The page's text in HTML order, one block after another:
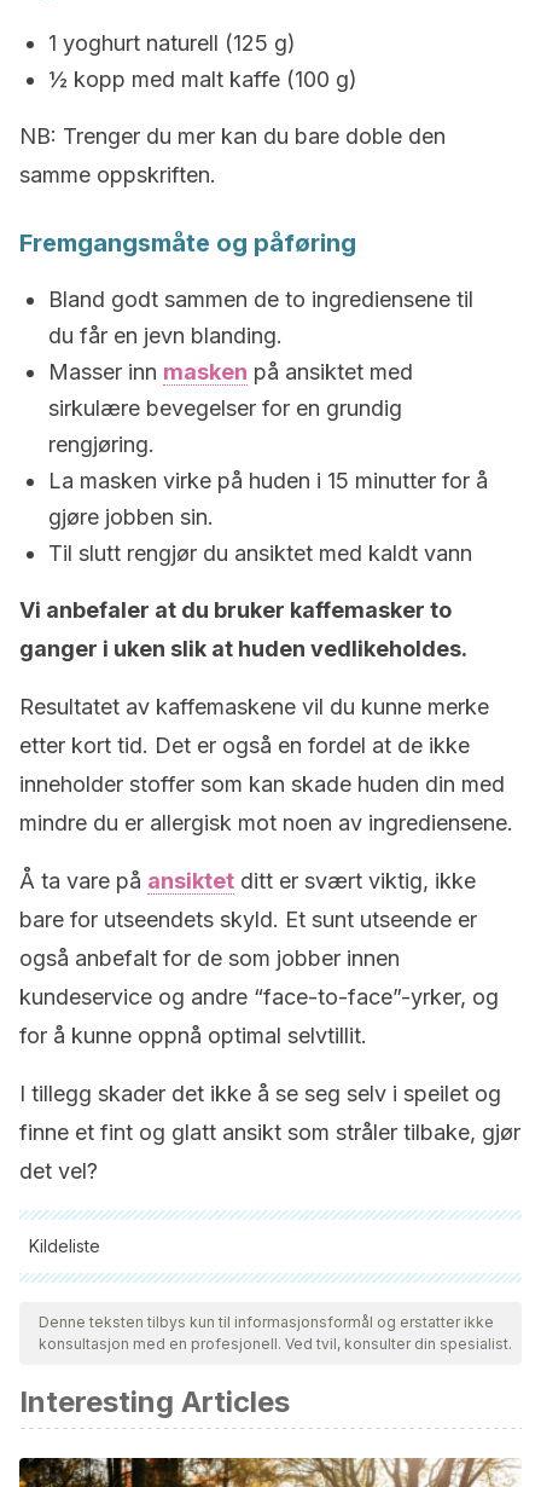
1 yoghurt naturell (125 g)
½ kopp med malt kaffe (100 g)
NB: Trenger du mer kan du bare doble den
samme oppskriften.
Fremgangsmåte og påføring
Bland godt sammen de to ingrediensene til
du får en jevn blanding.
Masser inn masken på ansiktet med
sirkulære bevegelser for en grundig
rengjøring.
La masken virke på huden i 15 minutter for å
gjøre jobben sin.
Til slutt rengjør du ansiktet med kaldt vann
Vi anbefaler at du bruker kaffemasker to
ganger i uken slik at huden vedlikeholdes.
Resultatet av kaffemaskene vil du kunne merke
etter kort tid. Det er også en fordel at de ikke
inneholder stoffer som kan skade huden din med
mindre du er allergisk mot noen av ingrediensene.
Å ta vare på ansiktet ditt er svært viktig, ikke
bare for utseendets skyld. Et sunt utseende er
også anbefalt for de som jobber innen
kundeservice og andre “face-to-face”-yrker, og
for å kunne oppnå optimal selvtillit.
I tillegg skader det ikke å se seg selv i speilet og
finne et fint og glatt ansikt som stråler tilbake, gjør
det vel?
Kildeliste
Alle siterte kilder ble grundig gjennomgått av teamet vårt for å
sikre deres kvalitet, pålitelighet, aktualitet og validitet.
Bibliografien i denne artikkelen ble betraktet som pålitelig og
Herman, Andrzej & Herman, A.P.. (2013). Caffeines
Mechanisms of Action and Its Cosmetic Use. Skin
Denne teksten tilbys kun til informasjonsformål og erstatter ikke
konsultasjon med en profesjonell. Ved tvil, konsulter din spesialist.
Interesting Articles